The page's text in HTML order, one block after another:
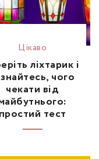
Цікаво
ліхтарик і
чого
чекати від
простий тест